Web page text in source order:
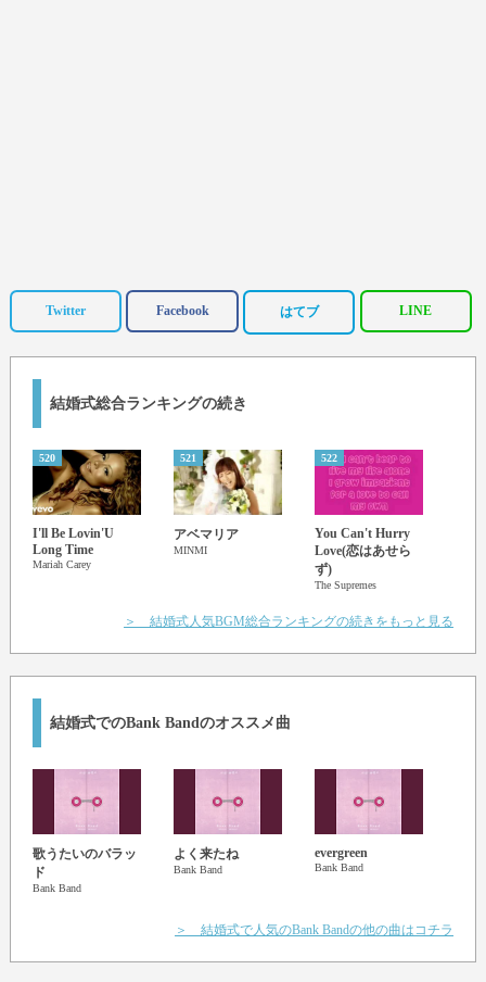
Twitter Facebook はてブ LINE
結婚式総合ランキングの続き
520
I'll Be Lovin'U
Long Time
Mariah Carey
521
アベマリア
MINMI
522
You Can't Hurry
Love(恋はあせら
ず)
The Supremes
＞ 結婚式人気BGM総合ランキングの続きをもっと見る
結婚式でのBank Bandのオススメ曲
歌うたいのバラッ
ド
Bank Band
よく来たね
Bank Band
evergreen
Bank Band
＞ 結婚式で人気のBank Bandの他の曲はコチラ